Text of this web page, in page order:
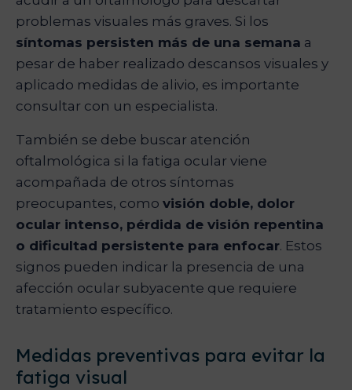
problemas visuales más graves. Si los
síntomas persisten más de una semana a
pesar de haber realizado descansos visuales y
aplicado medidas de alivio, es importante
consultar con un especialista.
También se debe buscar atención
oftalmológica si la fatiga ocular viene
acompañada de otros síntomas
preocupantes, como visión doble, dolor
ocular intenso, pérdida de visión repentina
o dificultad persistente para enfocar. Estos
signos pueden indicar la presencia de una
afección ocular subyacente que requiere
tratamiento específico.
Medidas preventivas para evitar la
fatiga visual